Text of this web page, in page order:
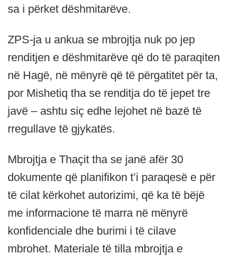
sa i përket dëshmitarëve.
ZPS-ja u ankua se mbrojtja nuk po jep
renditjen e dëshmitarëve që do të paraqiten
në Hagë, në mënyrë që të përgatitet për ta,
por Mishetiq tha se renditja do të jepet tre
javë – ashtu siç edhe lejohet në bazë të
rregullave të gjykatës.
Mbrojtja e Thaçit tha se janë afër 30
dokumente që planifikon t’i paraqesë e për
të cilat kërkohet autorizimi, që ka të bëjë
me informacione të marra në mënyrë
konfidenciale dhe burimi i të cilave
mbrohet. Materiale të tilla mbrojtja e